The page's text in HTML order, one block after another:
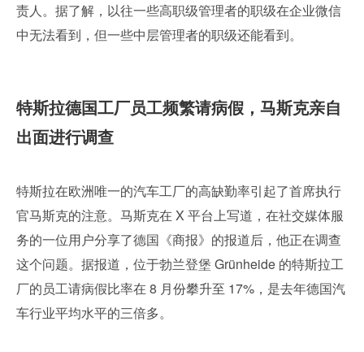
责人。据了解，以往一些高职级管理者的职级在企业微信
中无法看到，但一些中层管理者的职级还能看到。
特斯拉德国工厂员工频繁请病假，马斯克亲自
出面进行调查
特斯拉在欧洲唯一的汽车工厂的高缺勤率引起了首席执行
官马斯克的注意。马斯克在 X 平台上写道，在社交媒体服
务的一位用户分享了德国《商报》的报道后，他正在调查
这个问题。据报道，位于勃兰登堡 Grünheide 的特斯拉工
厂的员工请病假比率在 8 月份攀升至 17%，是去年德国汽
车行业平均水平的三倍多。